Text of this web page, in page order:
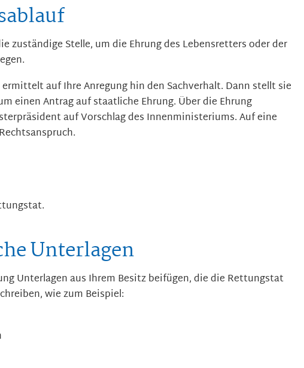
zuständige Stelle, um die Ehrung des Lebensretters oder der
auf Ihre Anregung hin den Sachverhalt. Dann stellt sie
einen Antrag auf staatliche Ehrung. Über die Ehrung
auf Vorschlag des Innenministeriums. Auf eine
Unterlagen
Unterlagen aus Ihrem Besitz beifügen, die die Rettungstat
wie zum Beispiel: